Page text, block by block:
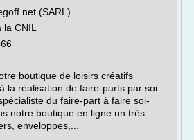
(SARL)
CNIL
boutique de loisirs créatifs
la réalisation de faire-parts par soi
du faire-part à faire soi-
notre boutique en ligne un très
enveloppes,...